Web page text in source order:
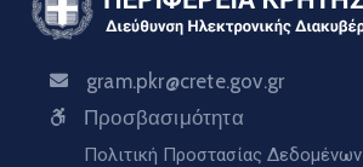
gram.pkr@crete.gov.gr
Προσβασιμότητα
Πολιτική Προστασίας Δεδομένων